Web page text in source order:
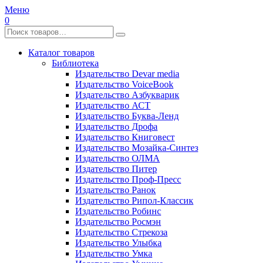
Меню
0
Каталог товаров
Библиотека
Издательство Devar media
Издательство VoiceBook
Издательство Азбукварик
Издательство АСТ
Издательство Буква-Ленд
Издательство Дрофа
Издательство Книговест
Издательство Мозайка-Синтез
Издательство ОЛМА
Издательство Питер
Издательство Проф-Пресс
Издательство Ранок
Издательство Рипол-Классик
Издательство Робинс
Издательство Росмэн
Издательство Стрекоза
Издательство Улыбка
Издательство Умка